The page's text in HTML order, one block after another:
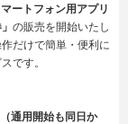
ートフォン用アプリ
の販売を開始いたし
だけで簡単・便利に
です。
通用開始も同日か